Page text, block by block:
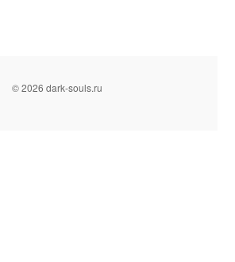
© 2026 dark-souls.ru